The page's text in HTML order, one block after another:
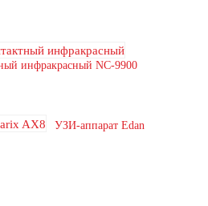
инфракрасный NC-9900
УЗИ-аппарат Edan